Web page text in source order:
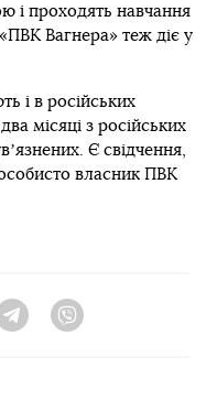
і проходять навчання
Вагнера» теж діє у
і в російських
місяці з російських
Є свідчення,
власник ПВК
TelegramViber